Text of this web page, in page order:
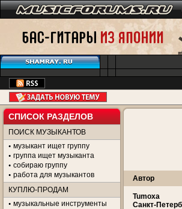
СПИСОК РАЗДЕЛОВ
ПОИСК МУЗЫКАНТОВ
музыкант ищет группу
группа ищет музыканта
собираю группу
работа для музыкантов
КУПЛЮ-ПРОДАМ
музыкальные инструменты
Автор
Tumoxa
Санкт-